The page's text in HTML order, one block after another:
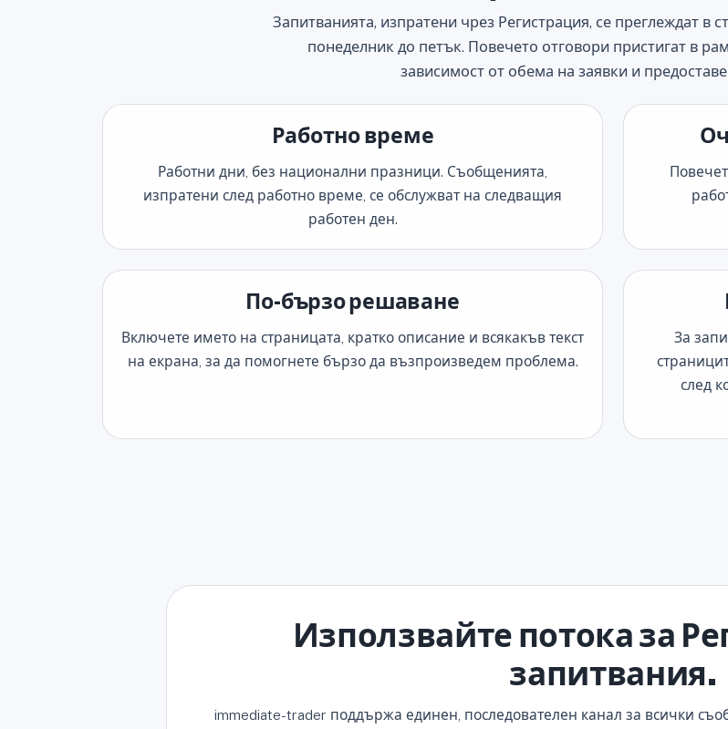
Запитванията, изпратени чрез Регистрация, се преглеждат в
понеделник до петък. Повечето отговори пристигат в
зависимост от обема на заявки и
Работно време
Работни дни, без национални празници. Съобщенията,
изпратени след работно време, се обслужват на следващия
работен ден.
По-бързо решаване
Включете името на страницата, кратко описание и всякакъв текст
на екрана, за да помогнете бързо да възпроизведем проблема.
За
след
Използвайте потока за
запитвания.
immediate-trader поддържа единен, последователен канал за всички